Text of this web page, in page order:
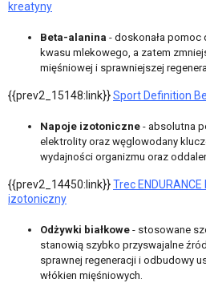
kreatyny
Beta-alanina - doskonała pomoc
kwasu mlekowego, a zatem
mięśniowej i sprawniejszej
{{prev2_15148:link}}Sport Definition
Napoje izotoniczne - absolutna
elektrolity oraz węglowodany
wydajności organizmu oraz
{{prev2_14450:link}}Trec
izotoniczny
Odżywki białkowe - stosowane
stanowią szybko przyswajalne
sprawnej regeneracji i odbudowy
włókien mięśniowych.